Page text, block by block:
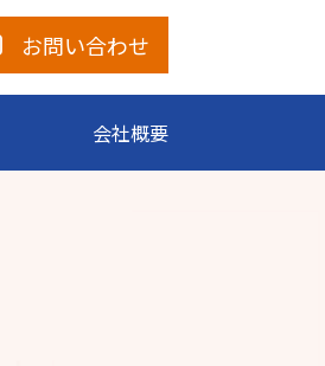
お問い合わせ
会社概要